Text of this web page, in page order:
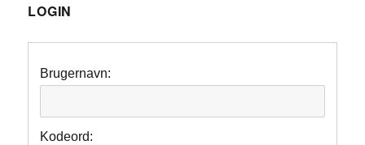
LOGIN
Brugernavn:
Kodeord: